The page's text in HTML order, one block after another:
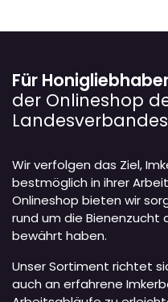
Für
der Onlineshop
Wir verfolgen das Ziel,
bestmöglich in ihrer
Onlineshop bieten wir
rund um die Bienenzucht
bewährt haben.
Unser Sortiment richtet
auch an erfahrene